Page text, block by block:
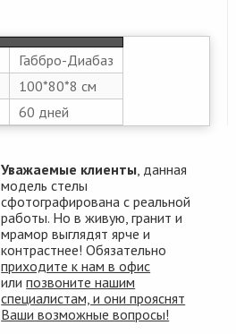
Габбро-Диабаз
100*80*8 см
60 дней
Уважаемые клиенты , данная
модель стелы
сфотографирована с реальной
работы. Но в живую, гранит и
мрамор выглядят ярче и
контрастнее! Обязательно
приходите к нам в офис
илипозвоните нашим
специалистам, и они прояснят
Ваши возможные вопросы!